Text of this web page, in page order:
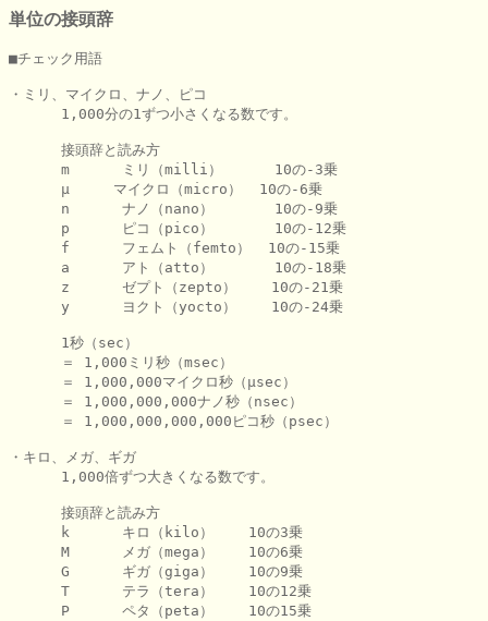
単位の接頭辞
■チェック用語
・ミリ、マイクロ、ナノ、ピコ
1,000分の1ずつ小さくなる数です。
      接頭辞と読み方
      m      ミリ（milli）      10の-3乗
      μ     マイクロ（micro）  10の-6乗
      n      ナノ（nano）       10の-9乗
      p      ピコ（pico）       10の-12乗
      f      フェムト（femto）  10の-15乗
      a      アト（atto）       10の-18乗
      z      ゼプト（zepto）    10の-21乗
      y      ヨクト（yocto）    10の-24乗
      1秒（sec）
      ＝ 1,000ミリ秒（msec）
      ＝ 1,000,000マイクロ秒（μsec）
      ＝ 1,000,000,000ナノ秒（nsec）
      ＝ 1,000,000,000,000ピコ秒（psec）
・キロ、メガ、ギガ
1,000倍ずつ大きくなる数です。
      接頭辞と読み方
      k      キロ（kilo）    10の3乗
      M      メガ（mega）    10の6乗
      G      ギガ（giga）    10の9乗
      T      テラ（tera）    10の12乗
      P      ペタ（peta）    10の15乗